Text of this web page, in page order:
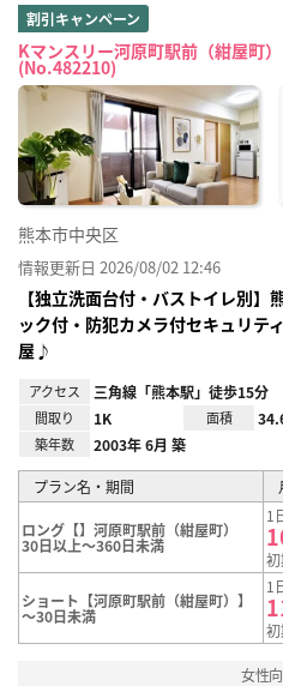
割引キャンペーン
Kマンスリー河原町駅前（紺屋町
(No.482210)
熊本市中央区
情報更新日 2026/08/02 12:46
【独立洗面台付・バストイレ別
ック付・防犯カメラ付セキュリテ
屋♪
アクセス 三角線「熊本駅」徒歩15分
間取り 1K 面積
築年数 2003年 6月 築
プラン名・期間
ロング【】河原町駅前（紺屋町）
30日以上～360日未満
1
ショート【河原町駅前（紺屋町）】
～30日未満
1
女性